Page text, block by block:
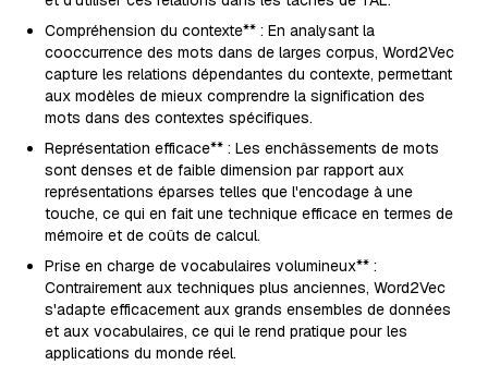
Compréhension du contexte** : En analysant la
cooccurrence des mots dans de larges corpus, Word2Vec
capture les relations dépendantes du contexte, permettant
aux modèles de mieux comprendre la signification des
mots dans des contextes spécifiques.
Représentation efficace** : Les enchâssements de mots
sont denses et de faible dimension par rapport aux
représentations éparses telles que l'encodage à une
touche, ce qui en fait une technique efficace en termes de
mémoire et de coûts de calcul.
Prise en charge de vocabulaires volumineux** :
Contrairement aux techniques plus anciennes, Word2Vec
s'adapte efficacement aux grands ensembles de données
et aux vocabulaires, ce qui le rend pratique pour les
applications du monde réel.